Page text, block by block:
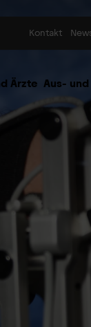
Kontakt
Ärzte Aus-